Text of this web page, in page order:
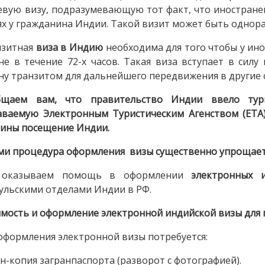
визу, подразумевающую тот факт, что
у гражданина Индии. Такой визит может быть
виза в Индию необходима для того чтобы у
в течение 72-х часов. Такая виза вступает в
транзитом для дальнейшего передвижения в другие
вам, что правительство Индии ввело
Электронным Туристическим Агенством
посещение Индии.
процедура оформления визы существенно
помощь в оформленииэлектронных
отделами Индии в РФ.
и оформление электронной индийской визы для
электронной визы потребуется:
копия загранпаспорта (разворот с фотографией).